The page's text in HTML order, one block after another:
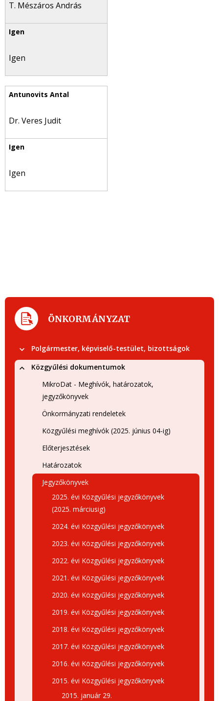
T. Mészáros András
Igen
Dr. Veres Judit
Igen
ÖNKORMÁNYZAT
Polgármester, képviselő-testület, bizottságok
Közgyűlési dokumentumok
MikroDat - Meghívók, határozatok,
jegyzőkönyvek
Önkormányzati rendeletek
Közgyűlési meghívók (2025. június 04-ig)
Előterjesztések
Határozatok
Jegyzőkönyvek
2025. évi Közgyűlési jegyzőkönyvek
(2025. márciusig)
2024. évi Közgyűlési jegyzőkönyvek
2023. évi Közgyűlési jegyzőkönyvek
2022. évi Közgyűlési jegyzőkönyvek
2021. évi Közgyűlési jegyzőkönyvek
2020. évi Közgyűlési jegyzőkönyvek
2019. évi Közgyűlési jegyzőkönyvek
2018. évi Közgyűlési jegyzőkönyvek
2017. évi Közgyűlési jegyzőkönyvek
2016. évi Közgyűlési jegyzőkönyvek
2015. évi Közgyűlési jegyzőkönyvek
2015. január 29.